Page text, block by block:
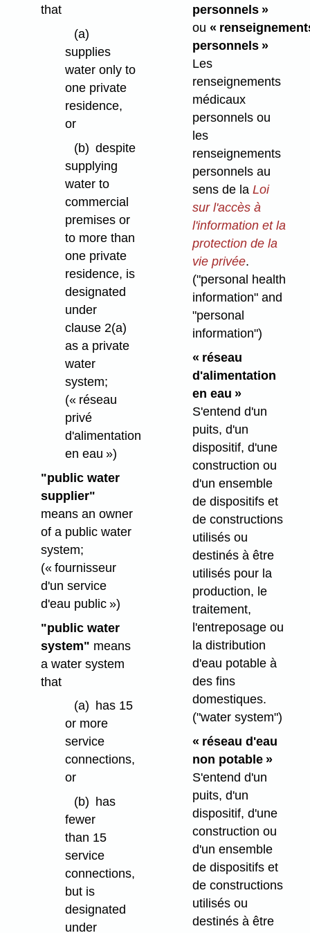
that
(a)
supplies
water only to
one private
residence,
or
(b) despite
supplying
water to
commercial
premises or
to more than
one private
residence, is
designated
under
clause 2(a)
as a private
water
system;
(« réseau
privé
d'alimentation
en eau »)
"public water
supplier"
means an owner
of a public water
system;
(« fournisseur
d'un service
d'eau public »)
"public water
system" means
a water system
that
(a) has 15
or more
service
connections,
or
(b) has
fewer
than 15
service
connections,
but is
designated
under
personnels »
ou «
personnels »
Les
renseignements
médicaux
personnels ou
les
renseignements
personnels au
sens de la Loi
sur l'accès à
l'information et la
protection de la
vie privée.
("personal health
information" and
"personal
information")
« réseau
d'alimentation
en eau »
S'entend d'un
puits, d'un
dispositif, d'une
construction ou
d'un ensemble
de dispositifs et
de constructions
utilisés ou
destinés à être
utilisés pour la
production, le
traitement,
l'entreposage ou
la distribution
d'eau potable à
des fins
domestiques.
("water system")
« réseau d'eau
non potable »
S'entend d'un
puits, d'un
dispositif, d'une
construction ou
d'un ensemble
de dispositifs et
de constructions
utilisés ou
destinés à être